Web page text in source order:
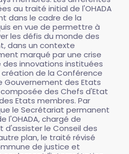
au traité initial de l'OHADA
dans le cadre de la
en vue de permettre à
les défis du monde des
dans un contexte
marqué par une crise
innovations instituées
de la Conférence
Gouvernement des Etats
composée des Chefs d'Etat
Etats membres. Par
le Secrétariat permanent
l'OHADA, chargé de
d'assister le Conseil des
plan, le traité révisé
de justice et